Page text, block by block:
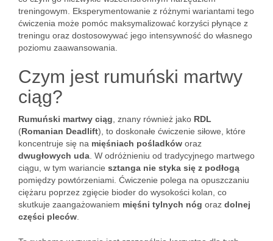
treningowym. Eksperymentowanie z różnymi wariantami tego
ćwiczenia może pomóc maksymalizować korzyści płynące z
treningu oraz dostosowywać jego intensywność do własnego
poziomu zaawansowania.
Czym jest rumuński martwy
ciąg?
Rumuński martwy ciąg , znany również jako RDL
(Romanian Deadlift), to doskonałe ćwiczenie siłowe, które
koncentruje się na mięśniach pośladków oraz
dwugłowych uda . W odróżnieniu od tradycyjnego martwego
ciągu, w tym wariancie sztanga nie styka się z podłogą
pomiędzy powtórzeniami. Ćwiczenie polega na opuszczaniu
ciężaru poprzez zgięcie bioder do wysokości kolan, co
skutkuje zaangażowaniem mięśni tylnych nóg oraz dolnej
części pleców